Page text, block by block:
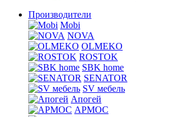
Производители
Mobi
NOVA
OLMEKO
ROSTOK
SBK home
SENATOR
SV мебель
Апогей
АРМОС